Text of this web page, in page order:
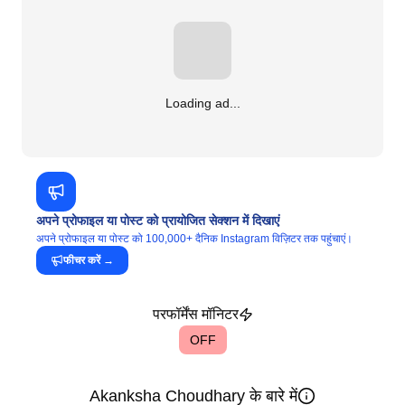
Loading ad...
अपने प्रोफाइल या पोस्ट को प्रायोजित सेक्शन में दिखाएं
अपने प्रोफाइल या पोस्ट को 100,000+ दैनिक Instagram विज़िटर तक पहुंचाएं।
फीचर करें→
परफॉर्मेंस मॉनिटर
OFF
Akanksha Choudhary के बारे में